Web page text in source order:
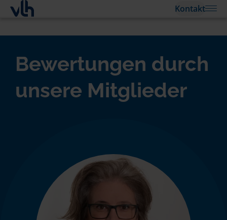
Kontakt
Bewertungen durch
unsere Mitglieder